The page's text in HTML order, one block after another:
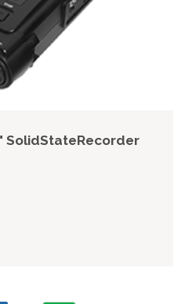
SolidStateRecorder